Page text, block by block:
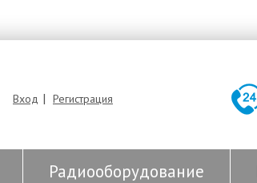
Вход | Регистрация
Радиооборудование